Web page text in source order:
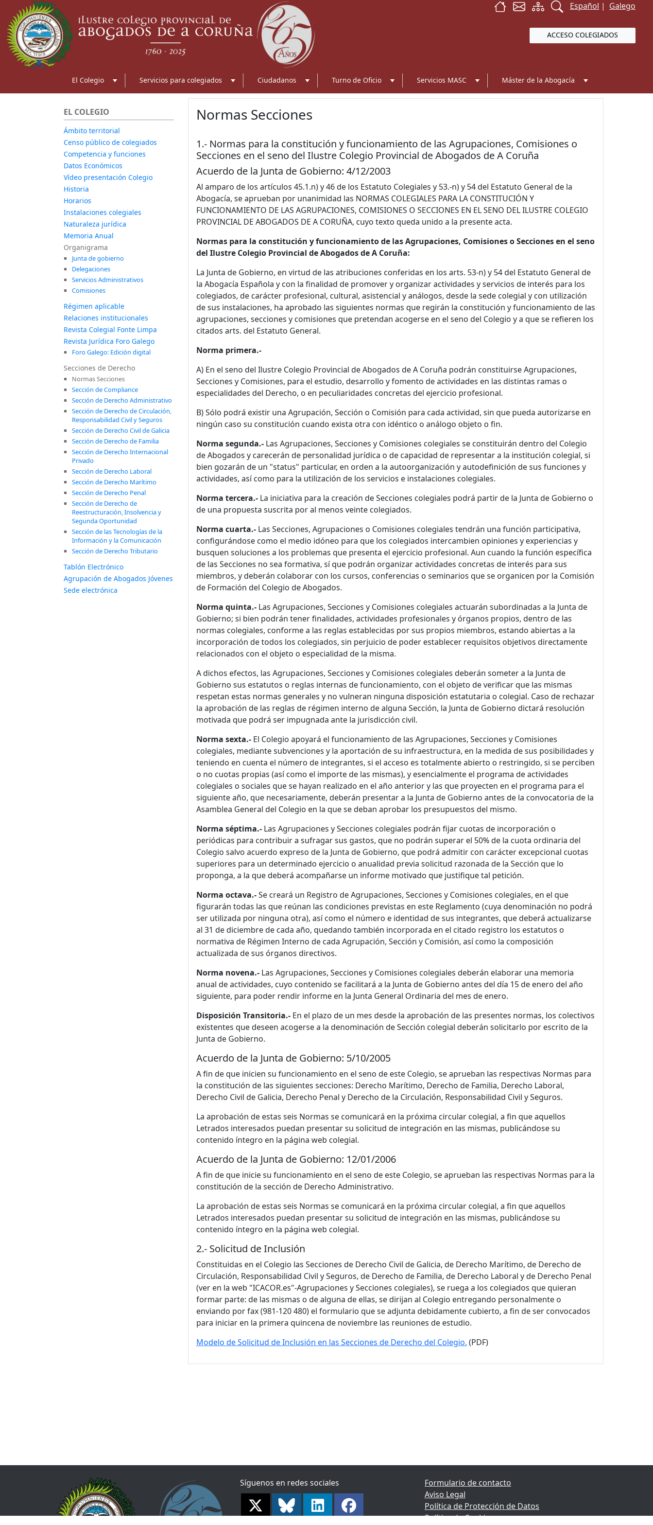
Español | Galego
ACCESO COLEGIADOS
El Colegio Servicios para colegiados Ciudadanos Turno de Oficio Servicios MASC Máster de la Abogacía
EL COLEGIO
Ámbito territorial
Censo público de colegiados
Competencia y funciones
Datos Económicos
Vídeo presentación Colegio
Historia
Horarios
Instalaciones colegiales
Naturaleza jurídica
Memoria Anual
Organigrama
Junta de gobierno
Delegaciones
Servicios Administrativos
Comisiones
Régimen aplicable
Relaciones institucionales
Revista Colegial Fonte Limpa
Revista Jurídica Foro Galego
Foro Galego: Edición digital
Secciones de Derecho
Normas Secciones
Sección de Compliance
Sección de Derecho Administrativo
Sección de Derecho de Circulación,
Responsabilidad Civil y Seguros
Sección de Derecho Civil de Galicia
Sección de Derecho de Familia
Sección de Derecho Internacional
Privado
Sección de Derecho Laboral
Sección de Derecho Marítimo
Sección de Derecho Penal
Sección de Derecho de
Reestructuración, Insolvencia y
Segunda Oportunidad
Sección de las Tecnologías de la
Información y la Comunicación
Sección de Derecho Tributario
Tablón Electrónico
Agrupación de Abogados Jóvenes
Sede electrónica
Normas Secciones
1.- Normas para la constitución y funcionamiento de las Agrupaciones, Comisiones o
Secciones en el seno del Ilustre Colegio Provincial de Abogados de A Coruña
Acuerdo de la Junta de Gobierno: 4/12/2003
Al amparo de los artículos 45.1.n) y 46 de los Estatuto Colegiales y 53.-n) y 54 del Estatuto General de la
Abogacía, se aprueban por unanimidad las NORMAS COLEGIALES PARA LA CONSTITUCIÓN Y
FUNCIONAMIENTO DE LAS AGRUPACIONES, COMISIONES O SECCIONES EN EL SENO DEL ILUSTRE COLEGIO
PROVINCIAL DE ABOGADOS DE A CORUÑA, cuyo texto queda unido a la presente acta.
Normas para la constitución y funcionamiento de las Agrupaciones, Comisiones o Secciones en el seno
del Ilustre Colegio Provincial de Abogados de A Coruña:
La Junta de Gobierno, en virtud de las atribuciones conferidas en los arts. 53-n) y 54 del Estatuto General de
la Abogacía Española y con la finalidad de promover y organizar actividades y servicios de interés para los
colegiados, de carácter profesional, cultural, asistencial y análogos, desde la sede colegial y con utilización
de sus instalaciones, ha aprobado las siguientes normas que regirán la constitución y funcionamiento de las
agrupaciones, secciones y comisiones que pretendan acogerse en el seno del Colegio y a que se refieren los
citados arts. del Estatuto General.
Norma primera.-
A) En el seno del Ilustre Colegio Provincial de Abogados de A Coruña podrán constituirse Agrupaciones,
Secciones y Comisiones, para el estudio, desarrollo y fomento de actividades en las distintas ramas o
especialidades del Derecho, o en peculiaridades concretas del ejercicio profesional.
B) Sólo podrá existir una Agrupación, Sección o Comisión para cada actividad, sin que pueda autorizarse en
ningún caso su constitución cuando exista otra con idéntico o análogo objeto o fin.
Norma segunda.- Las Agrupaciones, Secciones y Comisiones colegiales se constituirán dentro del Colegio
de Abogados y carecerán de personalidad jurídica o de capacidad de representar a la institución colegial, si
bien gozarán de un "status" particular, en orden a la autoorganización y autodefinición de sus funciones y
actividades, así como para la utilización de los servicios e instalaciones colegiales.
Norma tercera.- La iniciativa para la creación de Secciones colegiales podrá partir de la Junta de Gobierno o
de una propuesta suscrita por al menos veinte colegiados.
Norma cuarta.- Las Secciones, Agrupaciones o Comisiones colegiales tendrán una función participativa,
configurándose como el medio idóneo para que los colegiados intercambien opiniones y experiencias y
busquen soluciones a los problemas que presenta el ejercicio profesional. Aun cuando la función específica
de las Secciones no sea formativa, sí que podrán organizar actividades concretas de interés para sus
miembros, y deberán colaborar con los cursos, conferencias o seminarios que se organicen por la Comisión
de Formación del Colegio de Abogados.
Norma quinta.- Las Agrupaciones, Secciones y Comisiones colegiales actuarán subordinadas a la Junta de
Gobierno; si bien podrán tener finalidades, actividades profesionales y órganos propios, dentro de las
normas colegiales, conforme a las reglas establecidas por sus propios miembros, estando abiertas a la
incorporación de todos los colegiados, sin perjuicio de poder establecer requisitos objetivos directamente
relacionados con el objeto o especialidad de la misma.
A dichos efectos, las Agrupaciones, Secciones y Comisiones colegiales deberán someter a la Junta de
Gobierno sus estatutos o reglas internas de funcionamiento, con el objeto de verificar que las mismas
respetan estas normas generales y no vulneran ninguna disposición estatutaria o colegial. Caso de rechazar
la aprobación de las reglas de régimen interno de alguna Sección, la Junta de Gobierno dictará resolución
motivada que podrá ser impugnada ante la jurisdicción civil.
Norma sexta.- El Colegio apoyará el funcionamiento de las Agrupaciones, Secciones y Comisiones
colegiales, mediante subvenciones y la aportación de su infraestructura, en la medida de sus posibilidades y
teniendo en cuenta el número de integrantes, si el acceso es totalmente abierto o restringido, si se perciben
o no cuotas propias (así como el importe de las mismas), y esencialmente el programa de actividades
colegiales o sociales que se hayan realizado en el año anterior y las que proyecten en el programa para el
siguiente año, que necesariamente, deberán presentar a la Junta de Gobierno antes de la convocatoria de la
Asamblea General del Colegio en la que se deban aprobar los presupuestos del mismo.
Norma séptima.- Las Agrupaciones y Secciones colegiales podrán fijar cuotas de incorporación o
periódicas para contribuir a sufragar sus gastos, que no podrán superar el 50% de la cuota ordinaria del
Colegio salvo acuerdo expreso de la Junta de Gobierno, que podrá admitir con carácter excepcional cuotas
superiores para un determinado ejercicio o anualidad previa solicitud razonada de la Sección que lo
proponga, a la que deberá acompañarse un informe motivado que justifique tal petición.
Norma octava.-Se creará un Registro de Agrupaciones, Secciones y Comisiones colegiales, en el que
figurarán todas las que reúnan las condiciones previstas en este Reglamento (cuya denominación no podrá
ser utilizada por ninguna otra), así como el número e identidad de sus integrantes, que deberá actualizarse
al 31 de diciembre de cada año, quedando también incorporada en el citado registro los estatutos o
normativa de Régimen Interno de cada Agrupación, Sección y Comisión, así como la composición
actualizada de sus órganos directivos.
Norma novena.- Las Agrupaciones, Secciones y Comisiones colegiales deberán elaborar una memoria
anual de actividades, cuyo contenido se facilitará a la Junta de Gobierno antes del día 15 de enero del año
siguiente, para poder rendir informe en la Junta General Ordinaria del mes de enero.
Disposición Transitoria.- En el plazo de un mes desde la aprobación de las presentes normas, los colectivos
existentes que deseen acogerse a la denominación de Sección colegial deberán solicitarlo por escrito de la
Junta de Gobierno.
Acuerdo de la Junta de Gobierno: 5/10/2005
A fin de que inicien su funcionamiento en el seno de este Colegio, se aprueban las respectivas Normas para
la constitución de las siguientes secciones: Derecho Marítimo, Derecho de Familia, Derecho Laboral,
Derecho Civil de Galicia, Derecho Penal y Derecho de la Circulación, Responsabilidad Civil y Seguros.
La aprobación de estas seis Normas se comunicará en la próxima circular colegial, a fin que aquellos
Letrados interesados puedan presentar su solicitud de integración en las mismas, publicándose su
contenido íntegro en la página web colegial.
Acuerdo de la Junta de Gobierno: 12/01/2006
A fin de que inicie su funcionamiento en el seno de este Colegio, se aprueban las respectivas Normas para la
constitución de la sección de Derecho Administrativo.
La aprobación de estas seis Normas se comunicará en la próxima circular colegial, a fin que aquellos
Letrados interesados puedan presentar su solicitud de integración en las mismas, publicándose su
contenido íntegro en la página web colegial.
2.- Solicitud de Inclusión
Constituidas en el Colegio las Secciones de Derecho Civil de Galicia, de Derecho Marítimo, de Derecho de
Circulación, Responsabilidad Civil y Seguros, de Derecho de Familia, de Derecho Laboral y de Derecho Penal
(ver en la web "ICACOR.es"-Agrupaciones y Secciones colegiales), se ruega a los colegiados que quieran
formar parte: de las mismas o de alguna de ellas, se dirijan al Colegio entregando personalmente o
enviando por fax (981-120 480) el formulario que se adjunta debidamente cubierto, a fin de ser convocados
para iniciar en la primera quincena de noviembre las reuniones de estudio.
Modelo de Solicitud de Inclusión en las Secciones de Derecho del Colegio. (PDF)
Síguenos en redes sociales
Formulario de contacto
Aviso Legal
Política de Protección de Datos
Política de Cookies